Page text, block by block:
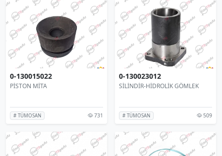
0-130015022
PİSTON MİTA
# TÜMOSAN 731
0-130023012
SİLİNDİR-HİDROLİK GÖMLEK
# TÜMOSAN 509